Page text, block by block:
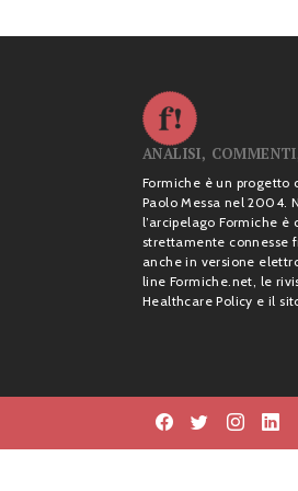
ANALISI,
Formiche è un
Paolo Messa nel 2004.
l’arcipelago Formiche
strettamente connesse
anche in versione
line Formiche.net, le
Healthcare Policy e il